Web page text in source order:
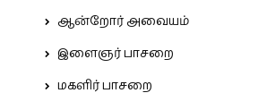
ஆன்றோர் அவையம்
இளைஞர் பாசறை
மகளிர் பாசறை